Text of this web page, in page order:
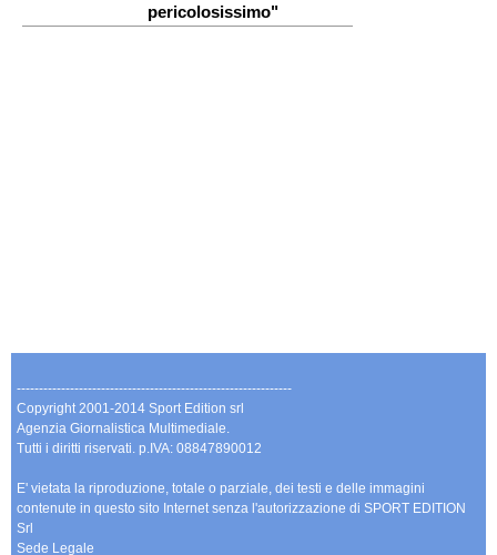
pericolosissimo"
--------------------------------------------------------------
Copyright 2001-2014 Sport Edition srl
Agenzia Giornalistica Multimediale.
Tutti i diritti riservati. p.IVA: 08847890012
E' vietata la riproduzione, totale o parziale, dei testi e delle immagini
contenute in questo sito Internet senza l'autorizzazione di SPORT EDITION
Srl
Sede Legale